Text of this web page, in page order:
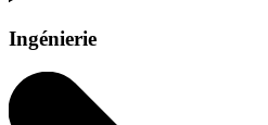
Ingénierie